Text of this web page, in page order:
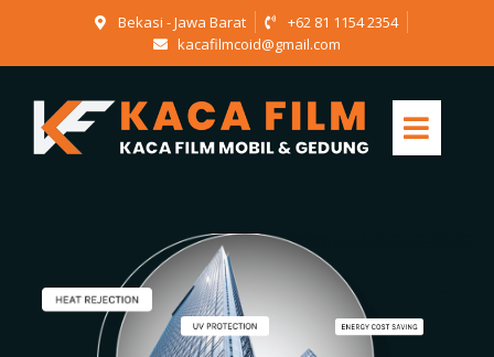
Bekasi - Jawa Barat
+62 81 1154 2354
kacafilmcoid@gmail.com